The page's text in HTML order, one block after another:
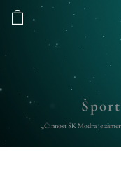
„Činnosť ŠK Modra je